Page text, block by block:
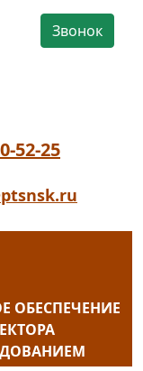
Звонок
52-25
ОБЕСПЕЧЕНИЕ